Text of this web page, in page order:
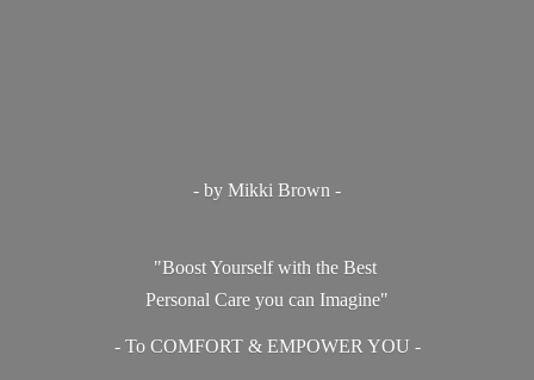
- by Mikki Brown -
"Boost Yourself with the Best
Personal Care you can Imagine"
- To COMFORT & EMPOWER YOU -